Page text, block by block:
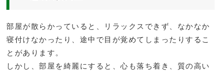
部屋が散らかっていると、リラックスできず、なかなか
寝付けなかったり、途中で目が覚めてしまったりするこ
とがあります。
しかし、部屋を綺麗にすると、心も落ち着き、質の高い